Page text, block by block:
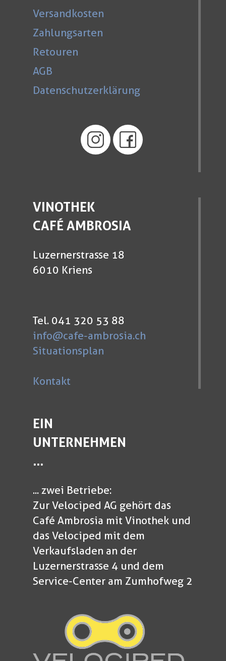
Versandkosten
Zahlungsarten
Retouren
AGB
Datenschutzerklärung
VINOTHEK
CAFÉ AMBROSIA
Luzernerstrasse 18
6010 Kriens
Tel. 041 320 53 88
info@cafe-ambrosia.ch
Situationsplan
Kontakt
EIN
UNTERNEHMEN
...
... zwei Betriebe:
Zur Velociped AG gehört das
Café Ambrosia mit Vinothek und
das Velociped mit dem
Verkaufsladen an der
Luzernerstrasse 4 und dem
Service-Center am Zumhofweg 2